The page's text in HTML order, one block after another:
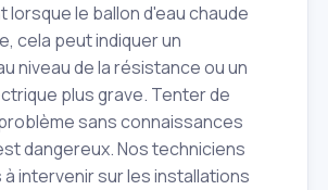
lorsque le ballon d'eau chaude
cela peut indiquer un
niveau de la résistance ou un
plus grave. Tenter de
sans connaissances
dangereux. Nos techniciens
intervenir sur les installations